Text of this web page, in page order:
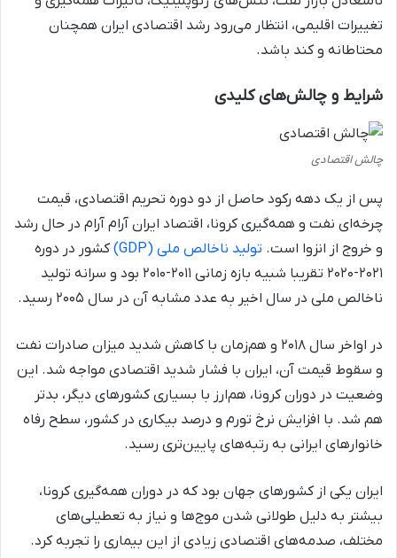
تغییرات اقلیمی، انتظار می‌رود رشد اقتصادی ایران همچنان
محتاطانه و کند باشد.
شرایط و چالش‌های کلیدی
چالش اقتصادی
پس از یک ‌دهه رکود حاصل از دو دوره تحریم اقتصادی، قیمت
چرخه‌ای نفت و همه‌گیری کرونا، اقتصاد ایران آرام آرام در حال رشد
و خروج از انزوا است. تولید ناخالص ملی (GDP)
کشور در دوره
۲۰۲۱-۲۰۲۰ تقریبا شبیه بازه زمانی ۲۰۱۱-۲۰۱۰ بود و سرانه تولید
ناخالص ملی در سال اخیر به عدد مشابه آن در سال ۲۰۰۵ رسید.
در اواخر سال ۲۰۱۸ و هم‌زمان با کاهش شدید میزان صادرات نفت
و سقوط قیمت‌ آن، ایران با فشار شدید اقتصادی مواجه شد. این
وضعیت در دوران کرونا، هم‌ارز با بسیاری کشورهای دیگر، بدتر
هم شد. با افزایش نرخ تورم و درصد بیکاری در کشور، سطح رفاه
خانوارهای ایرانی به رتبه‌های پایین‌تری رسید.
ایران یکی از کشورهای جهان بود که در دوران همه‌گیری کرونا،
بیشتر به دلیل طولانی شدن موج‌ها و نیاز به تعطیلی‌های
مختلف، صدمه‌های اقتصادی زیادی از این بیماری را تجربه کرد.